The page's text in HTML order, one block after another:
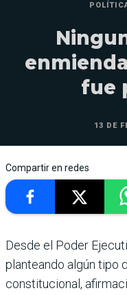
fue
13 DE
Compartir en redes
Desde el Poder
planteando algún tipo
constitucional,